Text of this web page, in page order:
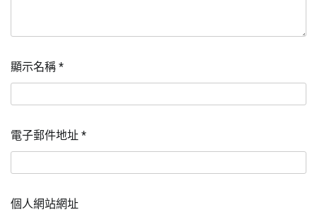
顯示名稱 *
電子郵件地址 *
個人網站網址